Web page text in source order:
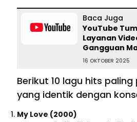
Baca Juga
YouTube
Layanan
Gangguan
16 OKTOBER 2025
Berikut 10 lagu hits
yang identik dengan
My Love (2000)